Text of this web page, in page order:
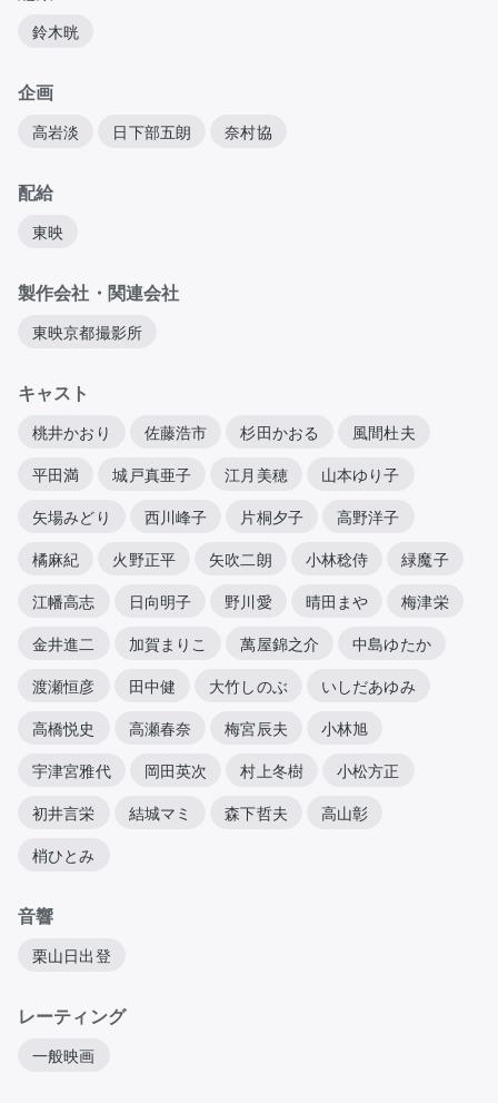
鈴木晄
企画
高岩淡 日下部五朗 奈村協
配給
東映
製作会社・関連会社
東映京都撮影所
キャスト
桃井かおり 佐藤浩市 杉田かおる 風間杜夫
平田満 城戸真亜子 江月美穂 山本ゆり子
矢場みどり 西川峰子 片桐夕子 高野洋子
橘麻紀 火野正平 矢吹二朗 小林稔侍 緑魔子
江幡高志 日向明子 野川愛 晴田まや 梅津栄
金井進二 加賀まりこ 萬屋錦之介 中島ゆたか
渡瀬恒彦 田中健 大竹しのぶ いしだあゆみ
高橋悦史 高瀬春奈 梅宮辰夫 小林旭
宇津宮雅代 岡田英次 村上冬樹 小松方正
初井言栄 結城マミ 森下哲夫 高山彰
梢ひとみ
音響
栗山日出登
レーティング
一般映画